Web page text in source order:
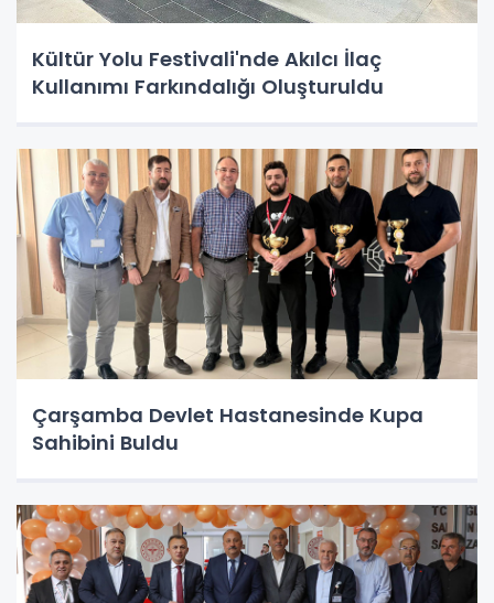
Kültür Yolu Festivali'nde Akılcı İlaç
Kullanımı Farkındalığı Oluşturuldu
Çarşamba Devlet Hastanesinde Kupa
Sahibini Buldu